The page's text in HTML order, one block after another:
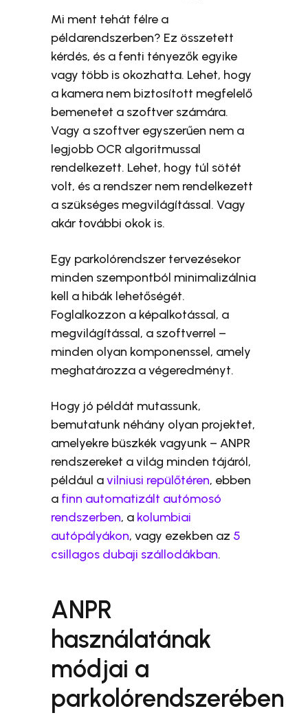
Mi ment tehát félre a
példarendszerben? Ez összetett
kérdés, és a fenti tényezők egyike
vagy több is okozhatta. Lehet, hogy
a kamera nem biztosított megfelelő
bemenetet a szoftver számára.
Vagy a szoftver egyszerűen nem a
legjobb OCR algoritmussal
rendelkezett. Lehet, hogy túl sötét
volt, és a rendszer nem rendelkezett
a szükséges megvilágítással. Vagy
akár további okok is.
Egy parkolórendszer tervezésekor
minden szempontból minimalizálnia
kell a hibák lehetőségét.
Foglalkozzon a képalkotással, a
megvilágítással, a szoftverrel –
minden olyan komponenssel, amely
meghatározza a végeredményt.
Hogy jó példát mutassunk,
bemutatunk néhány olyan projektet,
amelyekre büszkék vagyunk – ANPR
rendszereket a világ minden tájáról,
például avilniusi repülőtéren, ebben
a finn automatizált autómosó
rendszerben, a kolumbiai
autópályákon, vagy ezekben az 5
csillagos dubaji szállodákban.
ANPR
használatának
módjai a
parkolórendszerében